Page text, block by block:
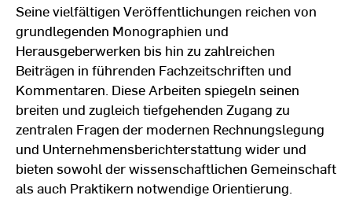
Seine vielfältigen Veröffentlichungen reichen von
grundlegenden Monographien und
Herausgeberwerken bis hin zu zahlreichen
Beiträgen in führenden Fachzeitschriften und
Kommentaren. Diese Arbeiten spiegeln seinen
breiten und zugleich tiefgehenden Zugang zu
zentralen Fragen der modernen Rechnungslegung
und Unternehmensberichterstattung wider und
bieten sowohl der wissenschaftlichen Gemeinschaft
als auch Praktikern notwendige Orientierung.